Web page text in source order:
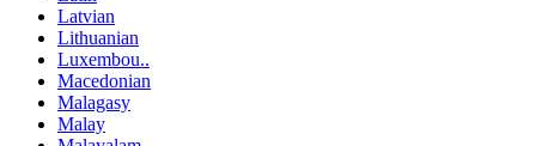
Latvian
Lithuanian
Luxembou..
Macedonian
Malagasy
Malay